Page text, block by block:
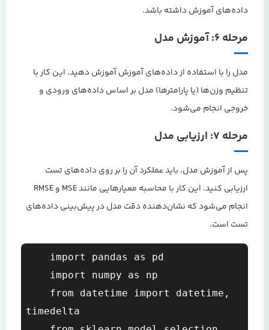
داده‌های آموزش داشته باشد.
مرحله ۶: آموزش مدل
مدل را با استفاده از داده‌های آموزش آموزش دهید. این کار با
تنظیم وزن‌ها (یا پارامترها) مدل بر اساس داده‌های ورودی و
خروجی انجام می‌شود.
مرحله ۷: ارزیابی مدل
پس از آموزش مدل، باید عملکرد آن را بر روی داده‌های تست
ارزیابی کنید. این کار با محاسبه معیارهایی مانند MSE و RMSE
انجام می‌شود که نشان‌دهنده دقت مدل در پیش‌بینی داده‌های
تست است.
timedelta